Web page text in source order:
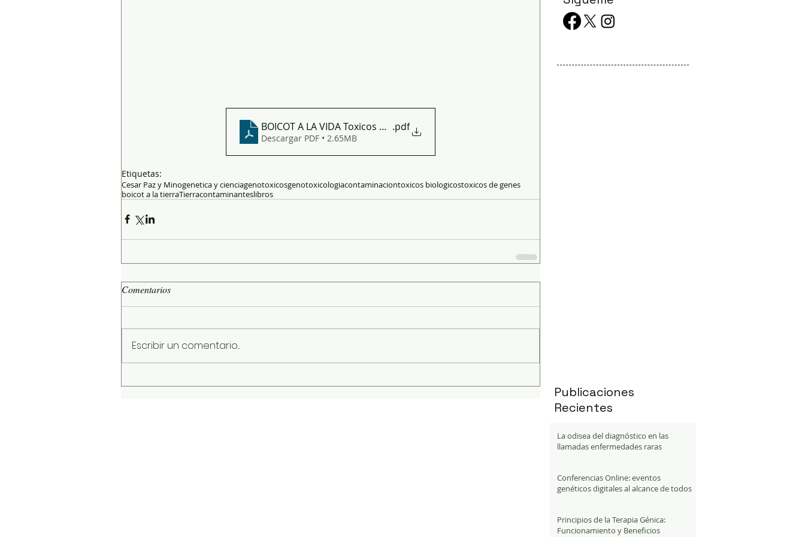
BOICOT A LA VIDA Toxicos de genes
.pdf
Descargar PDF • 2.65MB
Etiquetas:
Cesar Paz y Minogenetica y cienciagenotoxicosgenotoxicologiacontaminaciontoxicos biologicostoxicos de genes
boicot a la tierraTierracontaminanteslibros
Comentarios
Escribir un comentario...
Publicaciones
Recientes
La odisea del diagnóstico en las
llamadas enfermedades raras
Conferencias Online: eventos
genéticos digitales al alcance de todos
Principios de la Terapia Génica:
Funcionamiento y Beneficios